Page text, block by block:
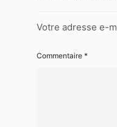
Votre adresse e-
Commentaire *